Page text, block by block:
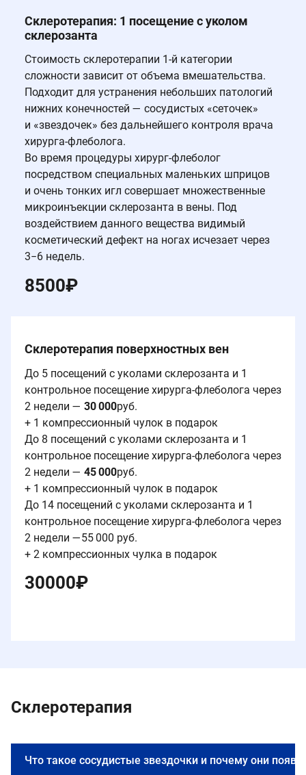
Склеротерапия: 1 посещение с уколом
склерозанта
Стоимость склеротерапии 1-й категории
сложности зависит от объема вмешательства.
Подходит для устранения небольших патологий
нижних конечностей — сосудистых «сеточек»
и «звездочек» без дальнейшего контроля врача
хирурга-флеболога.
Во время процедуры хирург-флеболог
посредством специальных маленьких шприцов
и очень тонких игл совершает множественные
микроинъекции склерозанта в вены. Под
воздействием данного вещества видимый
косметический дефект на ногах исчезает через
3−6 недель.
8500₽
Склеротерапия поверхностных вен
До 5 посещений с уколами склерозанта и 1
контрольное посещение хирурга-флеболога через
2 недели — 30 000руб.
+ 1 компрессионный чулок в подарок
До 8 посещений с уколами склерозанта и 1
контрольное посещение хирурга-флеболога через
2 недели — 45 000руб.
+ 1 компрессионный чулок в подарок
До 14 посещений с уколами склерозанта и 1
контрольное посещение хирурга-флеболога через
2 недели —55 000 руб.
+ 2 компрессионных чулка в подарок
30000₽
Склеротерапия
Что такое сосудистые звездочки и почему они